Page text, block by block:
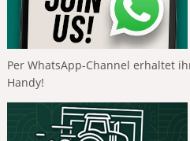
Per WhatsApp-Channel erhaltet
Handy!